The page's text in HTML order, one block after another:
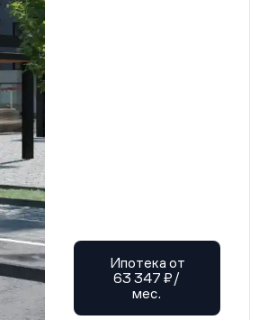
Ипотека от
63 347 ₽/
мес.